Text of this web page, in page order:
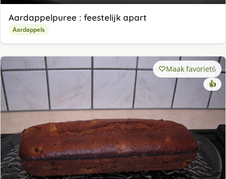
Aardappelpuree : feestelijk apart
Aardappels
Maak favoriet6
👍